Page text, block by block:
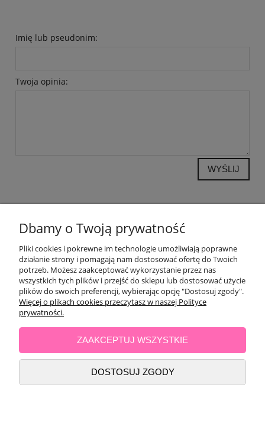
Imię lub pseudonim:
Twoja opinia:
WYŚLIJ
OPINIE KLIENTÓW
MOJE KONTO
INFORMACJE
O NAS
Dbamy o Twoją prywatność
Pliki cookies i pokrewne im technologie umożliwiają poprawne
działanie strony i pomagają nam dostosować ofertę do Twoich
potrzeb. Możesz zaakceptować wykorzystanie przez nas
wszystkich tych plików i przejść do sklepu lub dostosować użycie
plików do swoich preferencji, wybierając opcję "Dostosuj zgody".
Więcej o plikach cookies przeczytasz w naszej Polityce
prywatności.
ZAAKCEPTUJ WSZYSTKIE
DOSTOSUJ ZGODY